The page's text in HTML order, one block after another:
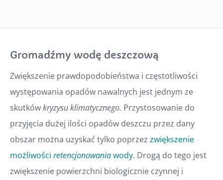
Gromadźmy wodę deszczową
Zwiększenie prawdopodobieństwa i częstotliwości
występowania opadów nawalnych jest jednym ze
skutkówkryzysu klimatycznego. Przystosowanie do
przyjęcia dużej ilości opadów deszczu przez dany
obszar można uzyskać tylko poprzez zwiększenie
możliwości retencjonowaniawody. Drogą do tego jest
zwiększenie powierzchni biologicznie czynnej i